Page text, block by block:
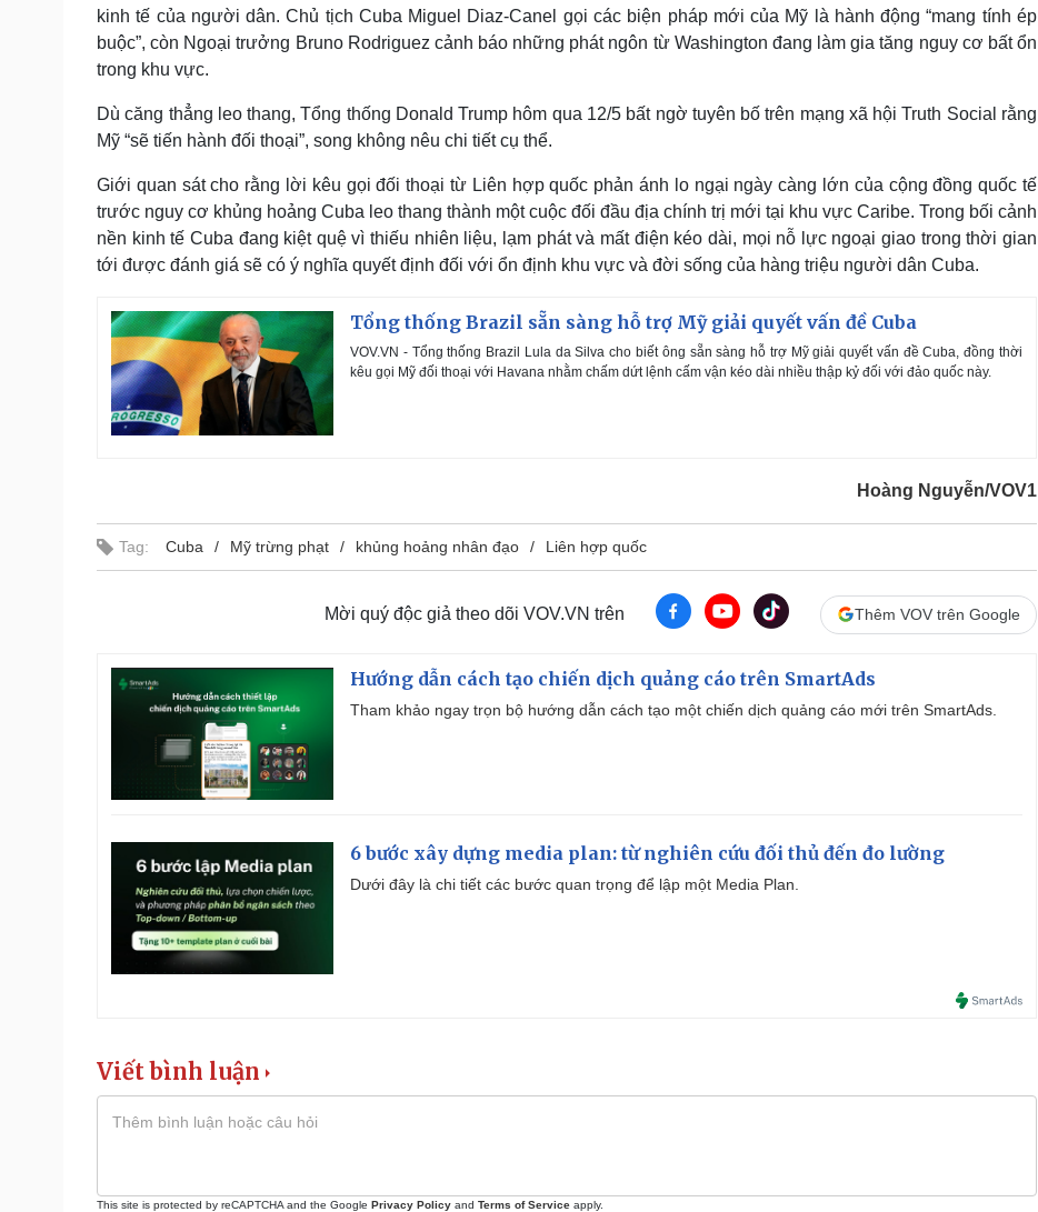
kinh tế của người dân. Chủ tịch Cuba Miguel Diaz-Canel gọi các biện pháp mới của Mỹ là hành động “mang tính ép
buộc”, còn Ngoại trưởng Bruno Rodriguez cảnh báo những phát ngôn từ Washington đang làm gia tăng nguy cơ bất ổn
trong khu vực.
Dù căng thẳng leo thang, Tổng thống Donald Trump hôm qua 12/5 bất ngờ tuyên bố trên mạng xã hội Truth Social rằng
Mỹ “sẽ tiến hành đối thoại”, song không nêu chi tiết cụ thể.
Giới quan sát cho rằng lời kêu gọi đối thoại từ Liên hợp quốc phản ánh lo ngại ngày càng lớn của cộng đồng quốc tế
trước nguy cơ khủng hoảng Cuba leo thang thành một cuộc đối đầu địa chính trị mới tại khu vực Caribe. Trong bối cảnh
nền kinh tế Cuba đang kiệt quệ vì thiếu nhiên liệu, lạm phát và mất điện kéo dài, mọi nỗ lực ngoại giao trong thời gian
tới được đánh giá sẽ có ý nghĩa quyết định đối với ổn định khu vực và đời sống của hàng triệu người dân Cuba.
Tổng thống Brazil sẵn sàng hỗ trợ Mỹ giải quyết vấn đề Cuba
VOV.VN - Tổng thống Brazil Lula da Silva cho biết ông sẵn sàng hỗ trợ Mỹ giải quyết vấn đề Cuba, đồng thời
kêu gọi Mỹ đối thoại với Havana nhằm chấm dứt lệnh cấm vận kéo dài nhiều thập kỷ đối với đảo quốc này.
Hoàng Nguyễn/VOV1
Tag: Cuba Mỹ trừng phạt khủng hoảng nhân đạo Liên hợp quốc
Mời quý độc giả theo dõi VOV.VN trên Thêm VOV trên Google
Hướng dẫn cách tạo chiến dịch quảng cáo trên SmartAds
Tham khảo ngay trọn bộ hướng dẫn cách tạo một chiến dịch quảng cáo mới trên SmartAds.
6 bước xây dựng media plan: từ nghiên cứu đối thủ đến đo lường
Dưới đây là chi tiết các bước quan trọng để lập một Media Plan.
Viết bình luận
This site is protected by reCAPTCHA and the Google Privacy Policy and Terms of Service apply.